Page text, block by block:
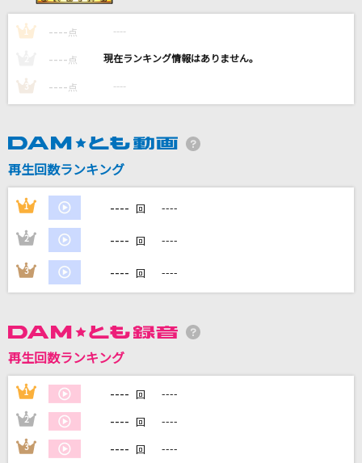
惑う星
渡月橋 ～君 想ふ～
ゆず
カラオケ最新情報をチェック！
1 ---- 点 ----
---- 点 ----
3 ---- 点 ----
再生回数ランキング
1 ---- 回 ----
2 ---- 回 ----
3 ---- 回 ----
再生回数ランキング
1 ---- 回 ----
2 ---- 回 ----
3 ---- 回 ----